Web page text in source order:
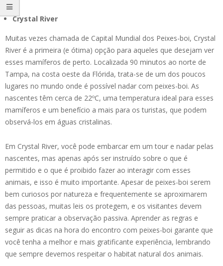
Crystal River
Muitas vezes chamada de Capital Mundial dos Peixes-boi, Crystal
River é a primeira (e ótima) opção para aqueles que desejam ver
esses mamíferos de perto. Localizada 90 minutos ao norte de
Tampa, na costa oeste da Flórida, trata-se de um dos poucos
lugares no mundo onde é possível nadar com peixes-boi. As
nascentes têm cerca de 22ºC, uma temperatura ideal para esses
mamíferos e um benefício a mais para os turistas, que podem
observá-los em águas cristalinas.
Em Crystal River, você pode embarcar em um tour e nadar pelas
nascentes, mas apenas após ser instruído sobre o que é
permitido e o que é proibido fazer ao interagir com esses
animais, e isso é muito importante. Apesar de peixes-boi serem
bem curiosos por natureza e frequentemente se aproximarem
das pessoas, muitas leis os protegem, e os visitantes devem
sempre praticar a observação passiva. Aprender as regras e
seguir as dicas na hora do encontro com peixes-boi garante que
você tenha a melhor e mais gratificante experiência, lembrando
que sempre devemos respeitar o habitat natural dos animais.